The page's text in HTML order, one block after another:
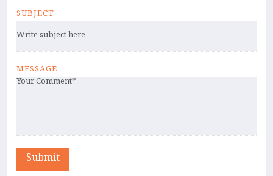
SUBJECT
MESSAGE
Submit